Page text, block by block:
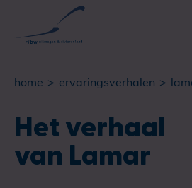
home ervaringsverhalen lamar
Het verhaal
van Lamar